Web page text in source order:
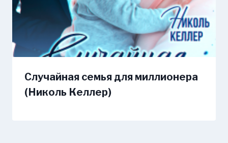
Случайная семья для миллионера
(Николь Келлер)